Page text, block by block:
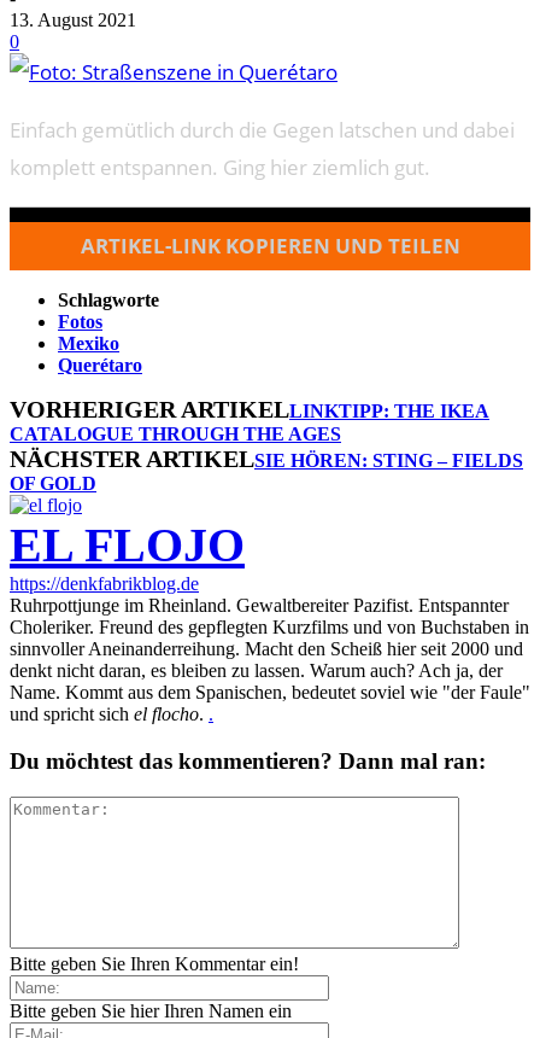
13. August 2021
0
Einfach gemütlich durch die Gegen latschen und dabei
komplett entspannen. Ging hier ziemlich gut.
ARTIKEL-LINK KOPIEREN UND TEILEN
Schlagworte
Fotos
Mexiko
Querétaro
VORHERIGER ARTIKELLINKTIPP: THE IKEA
CATALOGUE THROUGH THE AGES
NÄCHSTER ARTIKELSIE HÖREN: STING – FIELDS
OF GOLD
EL FLOJO
https://denkfabrikblog.de
Ruhrpottjunge im Rheinland. Gewaltbereiter Pazifist. Entspannter
Choleriker. Freund des gepflegten Kurzfilms und von Buchstaben in
sinnvoller Aneinanderreihung. Macht den Scheiß hier seit 2000 und
denkt nicht daran, es bleiben zu lassen. Warum auch? Ach ja, der
Name. Kommt aus dem Spanischen, bedeutet soviel wie "der Faule"
und spricht sich el flocho. .
Du möchtest das kommentieren? Dann mal ran:
Bitte geben Sie Ihren Kommentar ein!
Bitte geben Sie hier Ihren Namen ein